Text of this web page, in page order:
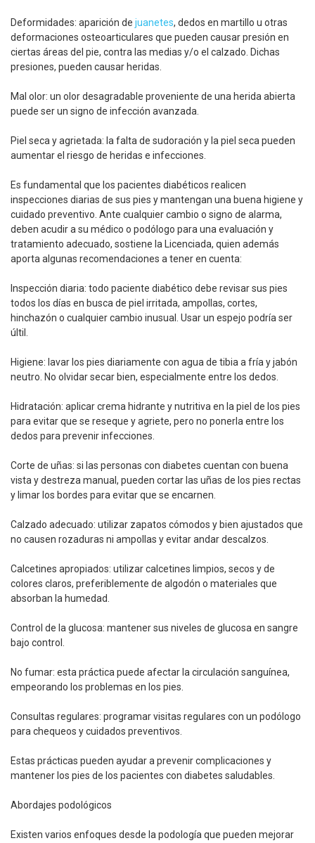
Deformidades: aparición de juanetes, dedos en martillo u otras
deformaciones osteoarticulares que pueden causar presión en
ciertas áreas del pie, contra las medias y/o el calzado. Dichas
presiones, pueden causar heridas.
Mal olor: un olor desagradable proveniente de una herida abierta
puede ser un signo de infección avanzada.
Piel seca y agrietada: la falta de sudoración y la piel seca pueden
aumentar el riesgo de heridas e infecciones.
Es fundamental que los pacientes diabéticos realicen
inspecciones diarias de sus pies y mantengan una buena higiene y
cuidado preventivo. Ante cualquier cambio o signo de alarma,
deben acudir a su médico o podólogo para una evaluación y
tratamiento adecuado, sostiene la Licenciada, quien además
aporta algunas recomendaciones a tener en cuenta:
Inspección diaria: todo paciente diabético debe revisar sus pies
todos los días en busca de piel irritada, ampollas, cortes,
hinchazón o cualquier cambio inusual. Usar un espejo podría ser
últil.
Higiene: lavar los pies diariamente con agua de tibia a fría y jabón
neutro. No olvidar secar bien, especialmente entre los dedos.
Hidratación: aplicar crema hidrante y nutritiva en la piel de los pies
para evitar que se reseque y agriete, pero no ponerla entre los
dedos para prevenir infecciones.
Corte de uñas: si las personas con diabetes cuentan con buena
vista y destreza manual, pueden cortar las uñas de los pies rectas
y limar los bordes para evitar que se encarnen.
Calzado adecuado: utilizar zapatos cómodos y bien ajustados que
no causen rozaduras ni ampollas y evitar andar descalzos.
Calcetines apropiados: utilizar calcetines limpios, secos y de
colores claros, preferiblemente de algodón o materiales que
absorban la humedad.
Control de la glucosa: mantener sus niveles de glucosa en sangre
bajo control.
No fumar: esta práctica puede afectar la circulación sanguínea,
empeorando los problemas en los pies.
Consultas regulares: programar visitas regulares con un podólogo
para chequeos y cuidados preventivos.
Estas prácticas pueden ayudar a prevenir complicaciones y
mantener los pies de los pacientes con diabetes saludables.
Abordajes podológicos
Existen varios enfoques desde la podología que pueden mejorar